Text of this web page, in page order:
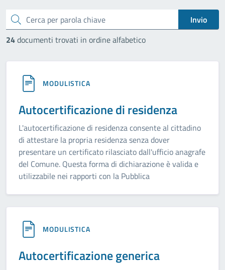
cerca
Invio
24documenti trovati in ordine alfabetico
MODULISTICA
Autocertificazione di residenza
L'autocertificazione di residenza consente al cittadino
di attestare la propria residenza senza dover
presentare un certificato rilasciato dall'ufficio anagrafe
del Comune. Questa forma di dichiarazione è valida e
utilizzabile nei rapporti con la Pubblica
MODULISTICA
Autocertificazione generica